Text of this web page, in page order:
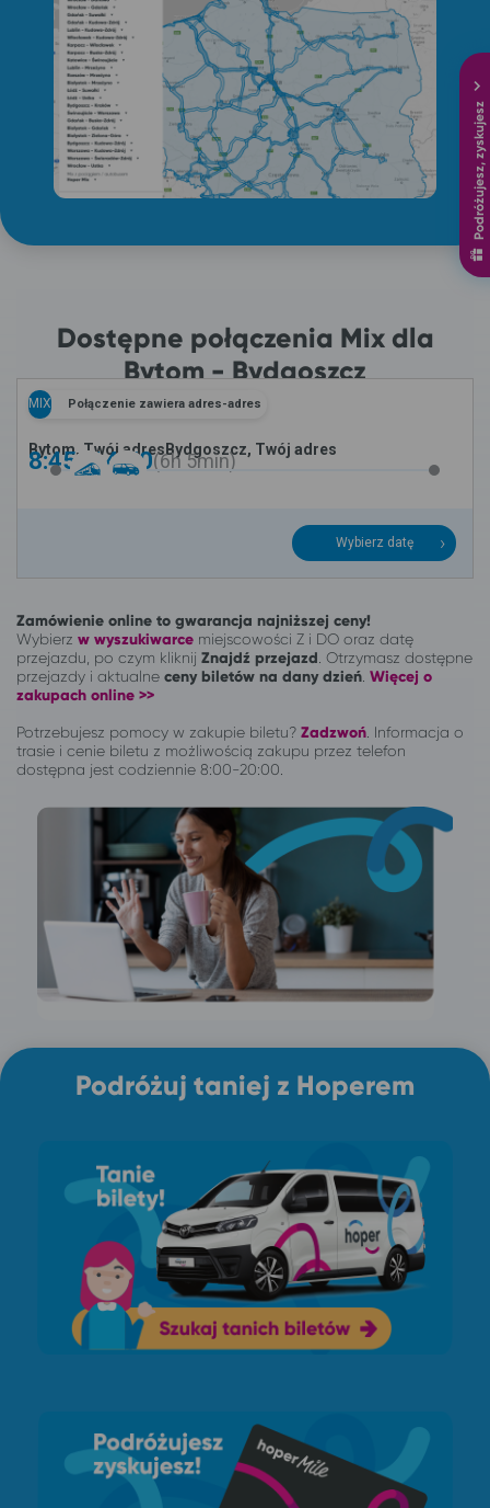
Podróżujesz, zyskujesz
Dostępne połączenia Mix dla
Bytom - Bydgoszcz
MIX Połączenie zawiera adres-adres
Bytom, Twój adres Bydgoszcz, Twój adres
8:45 -14:50 6h5min
Wybierz datę
Zamówienie online to gwarancja najniższej ceny!
Wybierz w wyszukiwarce miejscowości Z i DO oraz datę
przejazdu, po czym kliknij Znajdź przejazd . Otrzymasz dostępne
przejazdy i aktualne ceny biletów na dany dzień Więcej o
zakupach online >>
Potrzebujesz pomocy w zakupie biletu? Zadzwoń Informacja o
trasie i cenie biletu z możliwością zakupu przez telefon
dostępna jest codziennie 8:00-20:00.
Podróżuj taniej z Hoperem